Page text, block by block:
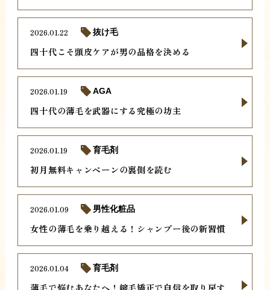
四十代こそ頭皮ケアが男の品格を決める
2026.01.22 抜け毛
四十代の薄毛を武器にする究極の坊主
2026.01.19 AGA
初月無料キャンペーンの裏側を読む
2026.01.19 育毛剤
女性の薄毛を乗り越える！シャンプー後の新習慣
2026.01.09 男性化粧品
薄毛で悩むあなたへ！縮毛矯正で自信を取り戻す
2026.01.04 育毛剤